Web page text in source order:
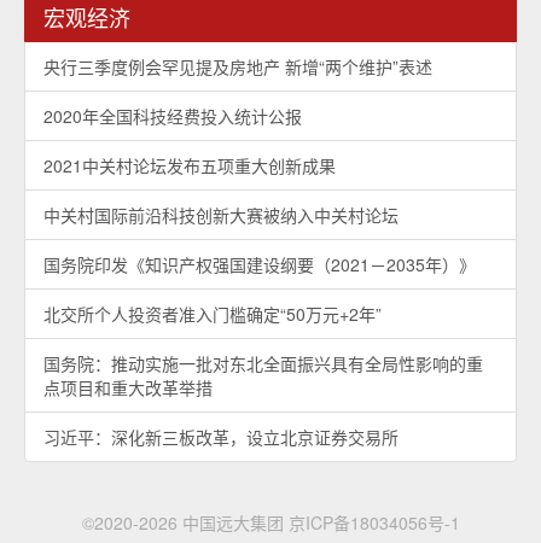
宏观经济
央行三季度例会罕见提及房地产 新增“两个维护”表述
2020年全国科技经费投入统计公报
2021中关村论坛发布五项重大创新成果
中关村国际前沿科技创新大赛被纳入中关村论坛
国务院印发《知识产权强国建设纲要（2021－2035年）》
北交所个人投资者准入门槛确定“50万元+2年”
国务院：推动实施一批对东北全面振兴具有全局性影响的重
点项目和重大改革举措
习近平：深化新三板改革，设立北京证券交易所
©2020-2026 中国远大集团 京ICP备18034056号-1